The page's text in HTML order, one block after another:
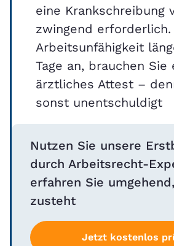
eine Krankschreibung
zwingend erforderlich.
Arbeitsunfähigkeit
Tage an, brauchen
ärztliches Attest –
sonst unentschuldigt
Nutzen Sie unsere
durch Arbeitsrecht-
erfahren Sie
zusteht
Jetzt kostenlos